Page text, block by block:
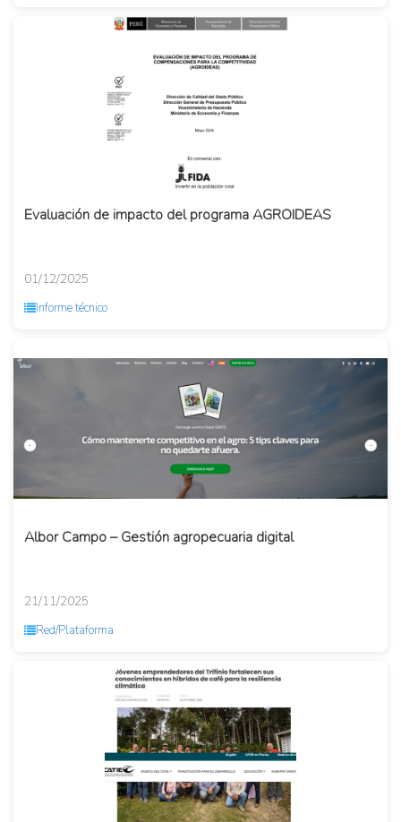
Evaluación de impacto del programa AGROIDEAS
01/12/2025
Informe técnico
Albor Campo – Gestión agropecuaria digital
21/11/2025
Red/Plataforma